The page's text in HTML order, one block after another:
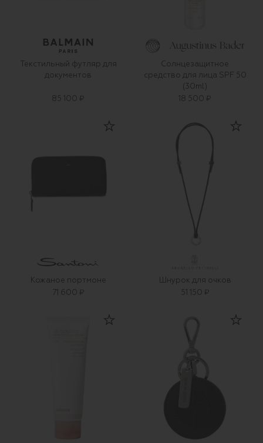
Текстильный футляр для
документов
85 100 ₽
Солнцезащитное
средство для лица SPF 50
(30ml)
18 500 ₽
Кожаное портмоне
71 600 ₽
Шнурок для очков
51 150 ₽